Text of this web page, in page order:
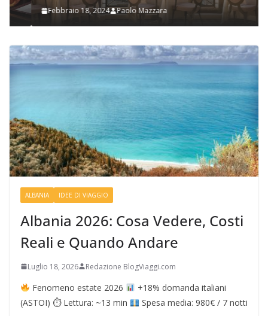
Febbraio 18, 2024 Paolo Mazzara
ALBANIA IDEE DI VIAGGIO
Albania 2026: Cosa Vedere, Costi
Reali e Quando Andare
Luglio 18, 2026 Redazione BlogViaggi.com
Fenomeno estate 2026
+18% domanda italiani
(ASTOI) ⏱ Lettura: ~13 min
Spesa media: 980€ / 7 notti